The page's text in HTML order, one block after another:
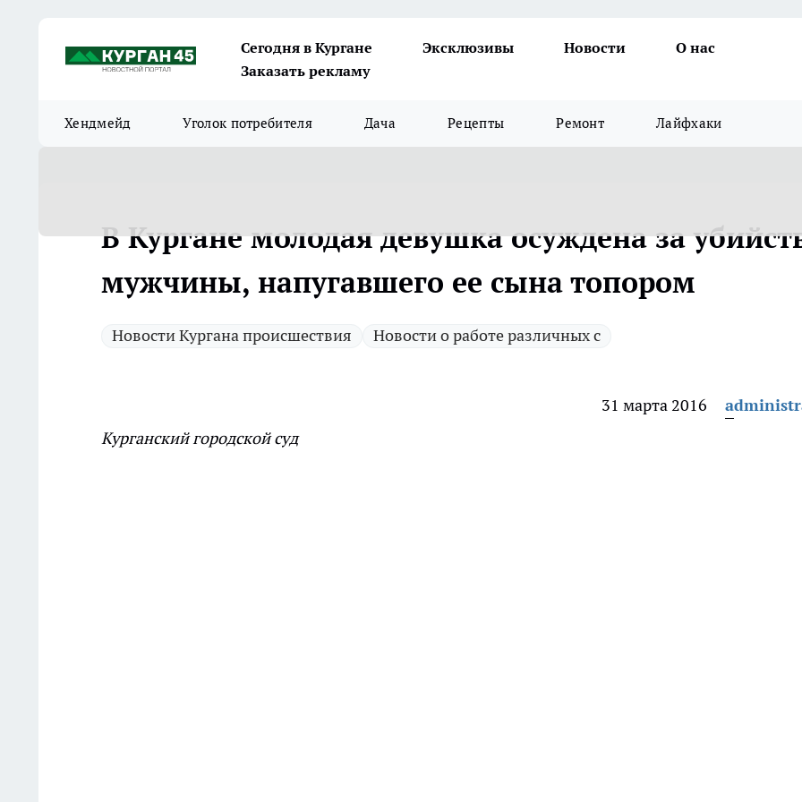
Сегодня в Кургане Эксклюзивы Новости
О нас
Заказать рекламу
Хендмейд Уголок потребителя Дача Рецепты Ремонт Лайфхаки
В Кургане молодая девушка осуждена за
мужчины, напугавшего ее сына топором
Новости Кургана происшествия Новости о работе различных с
31 марта 2016
Курганский городской суд